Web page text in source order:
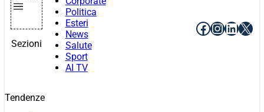
Sezioni
Politica
Esteri
News
Salute
Sport
AI TV
Facebook
X
Tendenze